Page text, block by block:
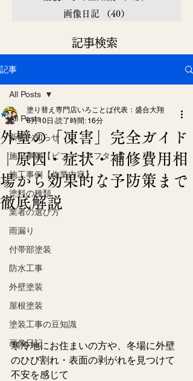
画像日記
（40）
​記事検索
記事
All Posts
新着お知らせ
施工事例【ビフォーアフター】
施工事例【作業内容】
塗料の種類
業者の選び方
雨漏り
付帯部塗装
防水工事
外壁塗装
屋根塗装
塗装工事の豆知識
画像日記
All Posts
外壁の「凍害」完全ガイド
｜原因・症状・補修費用相
場から効果的な予防策まで
徹底解説
塗り替え専門店いろことば代表：盛合大翔
6月10日 読了時間: 16分
寒冷地にお住まいの方や、冬場に外壁
のひび割れ・表面の剥がれを見つけて
不安を感じて